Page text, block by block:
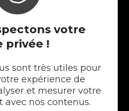
votre
privée !
sont très utiles pour
expérience de
et mesurer votre
nos contenus.